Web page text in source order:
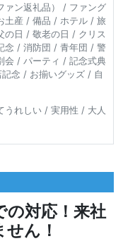
ァン返礼品） / ファング
土産 / 備品 / ホテル / 旅
日 / 敬老の日 / クリス
念 / 消防団 / 青年団 / 警
/ パーティ / 記念式典
念 / お揃いグッズ / 自
れしい / 実用性 / 大人
の対応！来社
ん！